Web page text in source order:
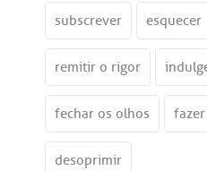
subscrever esquecer
remitir o rigor
fechar os olhos
desoprimir